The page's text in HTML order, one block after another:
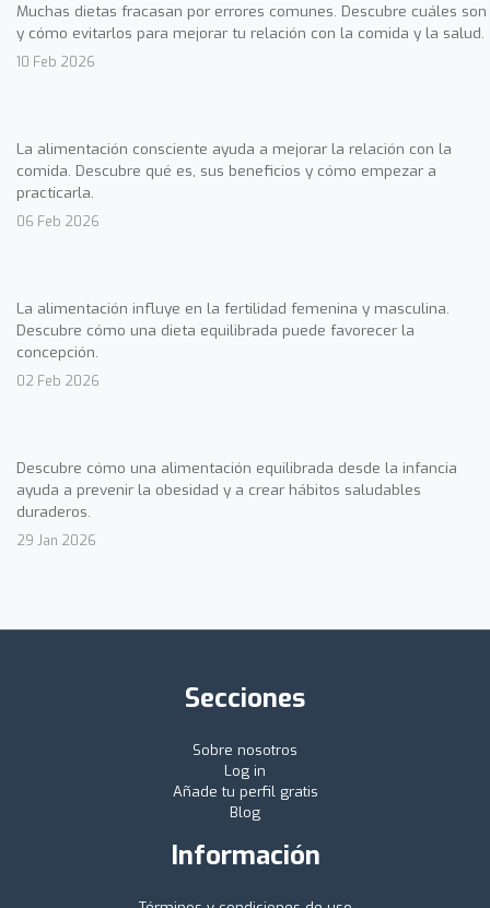
Muchas dietas fracasan por errores comunes. Descubre cuáles son
y cómo evitarlos para mejorar tu relación con la comida y la salud.
10 Feb 2026
La alimentación consciente ayuda a mejorar la relación con la
comida. Descubre qué es, sus beneficios y cómo empezar a
practicarla.
06 Feb 2026
La alimentación influye en la fertilidad femenina y masculina.
Descubre cómo una dieta equilibrada puede favorecer la
concepción.
02 Feb 2026
Descubre cómo una alimentación equilibrada desde la infancia
ayuda a prevenir la obesidad y a crear hábitos saludables
duraderos.
29 Jan 2026
Secciones
Sobre nosotros
Log in
Añade tu perfil gratis
Blog
Información